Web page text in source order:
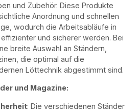
und Zubehör. Diese Produkte
Anordnung und schnellen
wodurch die Arbeitsabläufe in
und sicherer werden. Bei
breite Auswahl an Ständern,
die optimal auf die
Löttechnik abgestimmt sind.
und Magazine:
: Die verschiedenen Ständer